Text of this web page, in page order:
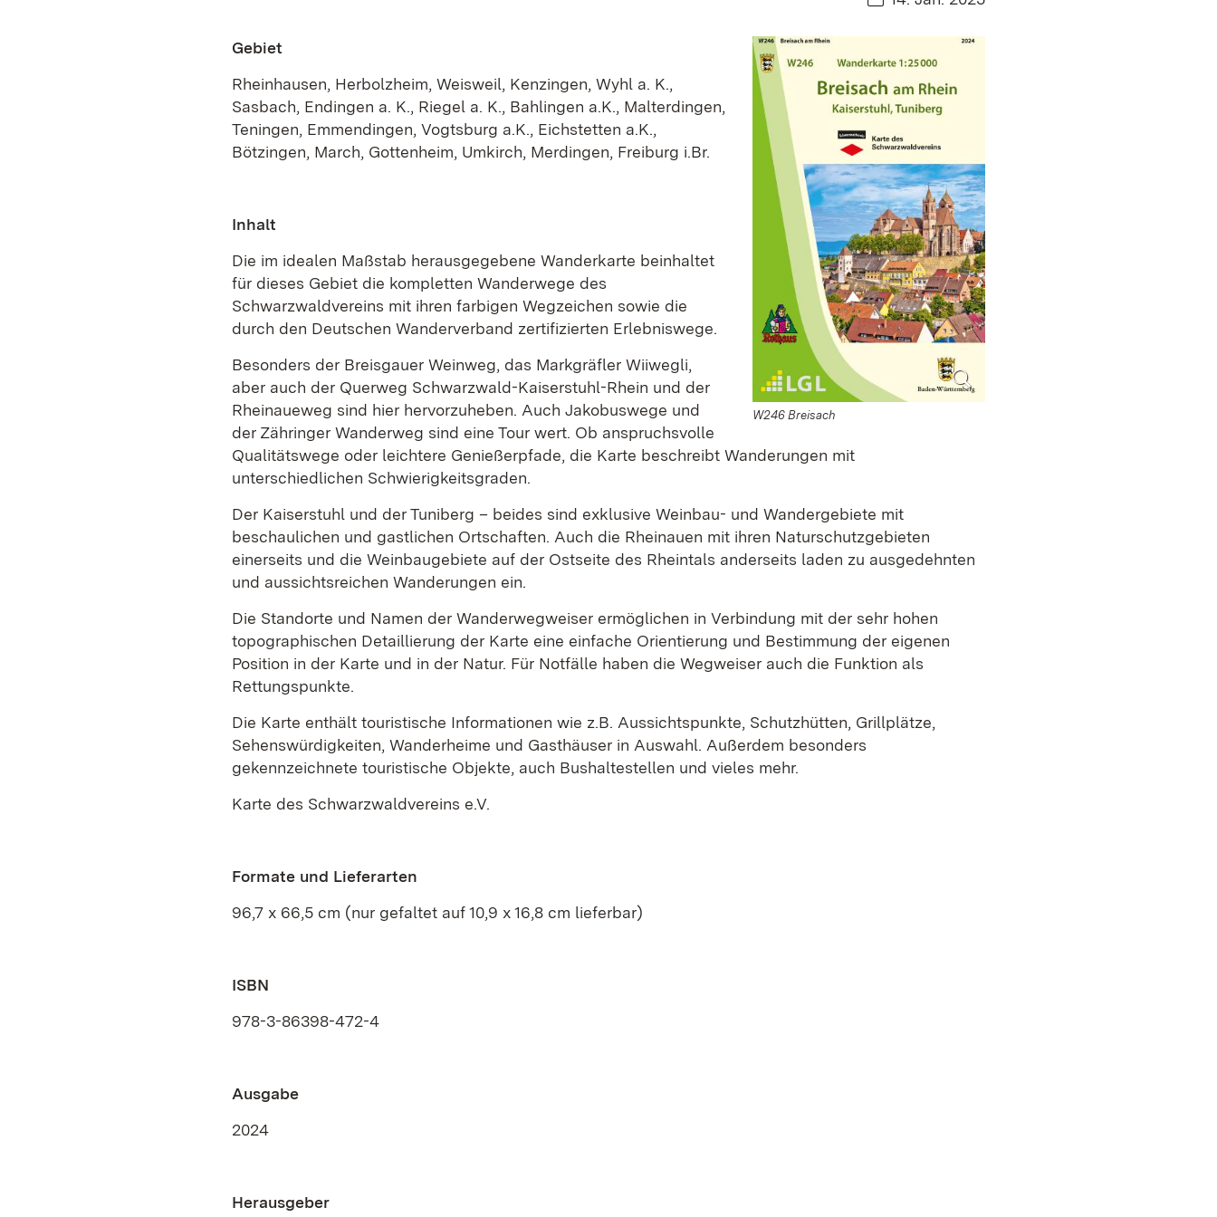
W246 Breisach
Gebiet
Rheinhausen, Herbolzheim, Weisweil, Kenzingen, Wyhl a. K.,
Sasbach, Endingen a. K., Riegel a. K., Bahlingen a.K., Malterdingen,
Teningen, Emmendingen, Vogtsburg a.K., Eichstetten a.K.,
Bötzingen, March, Gottenheim, Umkirch, Merdingen, Freiburg i.Br.
Inhalt
Die im idealen Maßstab herausgegebene Wanderkarte beinhaltet
für dieses Gebiet die kompletten Wanderwege des
Schwarzwaldvereins mit ihren farbigen Wegzeichen sowie die
durch den Deutschen Wanderverband zertifizierten Erlebniswege.
Besonders der Breisgauer Weinweg, das Markgräfler Wiiwegli,
aber auch der Querweg Schwarzwald-Kaiserstuhl-Rhein und der
Rheinaueweg sind hier hervorzuheben. Auch Jakobuswege und
der Zähringer Wanderweg sind eine Tour wert. Ob anspruchsvolle
Qualitätswege oder leichtere Genießerpfade, die Karte beschreibt Wanderungen mit
unterschiedlichen Schwierigkeitsgraden.
Der Kaiserstuhl und der Tuniberg – beides sind exklusive Weinbau- und Wandergebiete mit
beschaulichen und gastlichen Ortschaften. Auch die Rheinauen mit ihren Naturschutzgebieten
einerseits und die Weinbaugebiete auf der Ostseite des Rheintals anderseits laden zu ausgedehnten
und aussichtsreichen Wanderungen ein.
Die Standorte und Namen der Wanderwegweiser ermöglichen in Verbindung mit der sehr hohen
topographischen Detaillierung der Karte eine einfache Orientierung und Bestimmung der eigenen
Position in der Karte und in der Natur. Für Notfälle haben die Wegweiser auch die Funktion als
Rettungspunkte.
Die Karte enthält touristische Informationen wie z.B. Aussichtspunkte, Schutzhütten, Grillplätze,
Sehenswürdigkeiten, Wanderheime und Gasthäuser in Auswahl. Außerdem besonders
gekennzeichnete touristische Objekte, auch Bushaltestellen und vieles mehr.
Karte des Schwarzwaldvereins e.V.
Formate und Lieferarten
96,7 x 66,5 cm (nur gefaltet auf 10,9 x 16,8 cm lieferbar)
ISBN
978-3-86398-472-4
Ausgabe
2024
Herausgeber